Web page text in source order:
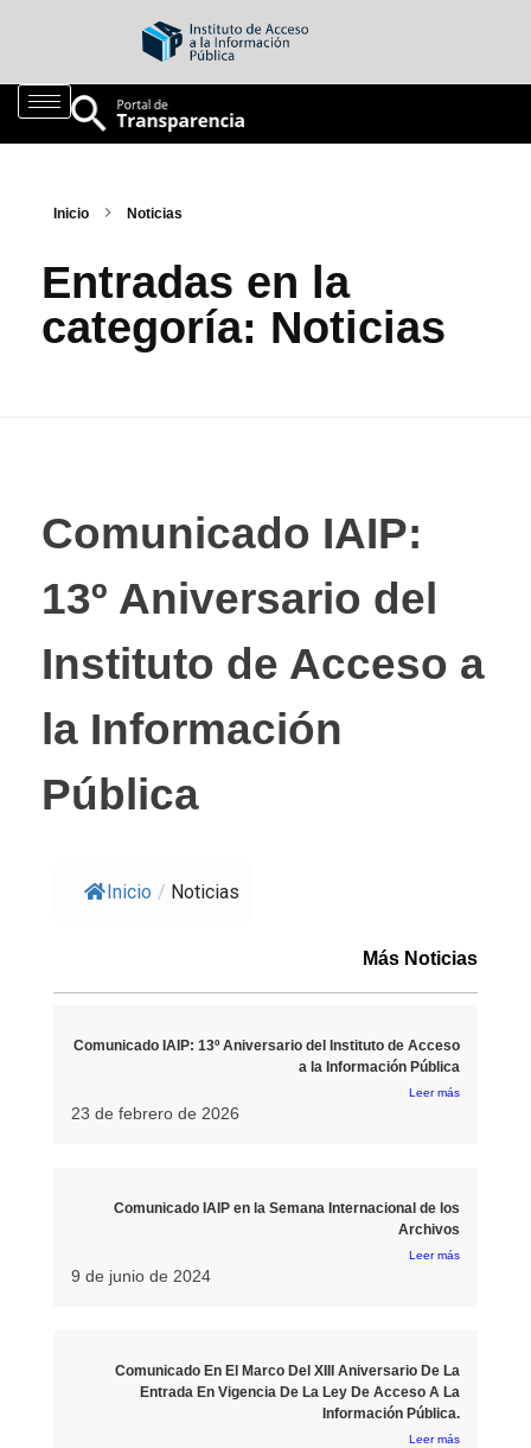
Inicio Noticias
Entradas en la
categoría: Noticias
Comunicado IAIP:
13º Aniversario del
Instituto de Acceso a
la Información
Pública
Inicio / Noticias
Más Noticias
Comunicado IAIP: 13º Aniversario del Instituto de Acceso
a la Información Pública
Leer más
23 de febrero de 2026
Comunicado IAIP en la Semana Internacional de los
Archivos
Leer más
9 de junio de 2024
Comunicado En El Marco Del XIII Aniversario De La
Entrada En Vigencia De La Ley De Acceso A La
Información Pública.
Leer más